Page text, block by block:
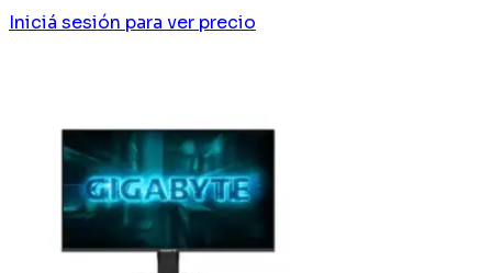
Iniciá sesión para ver precio